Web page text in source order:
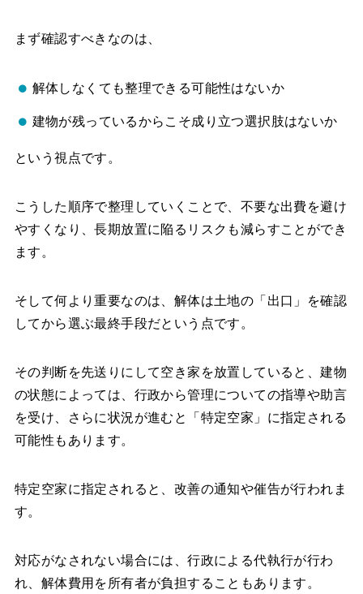
まず確認すべきなのは、
解体しなくても整理できる可能性はないか
建物が残っているからこそ成り立つ選択肢はないか
という視点です。
こうした順序で整理していくことで、不要な出費を避け
やすくなり、長期放置に陥るリスクも減らすことができ
ます。
そして何より重要なのは、解体は土地の「出口」を確認
してから選ぶ最終手段だという点です。
その判断を先送りにして空き家を放置していると、建物
の状態によっては、行政から管理についての指導や助言
を受け、さらに状況が進むと「特定空家」に指定される
可能性もあります。
特定空家に指定されると、改善の通知や催告が行われま
す。
対応がなされない場合には、行政による代執行が行わ
れ、解体費用を所有者が負担することもあります。